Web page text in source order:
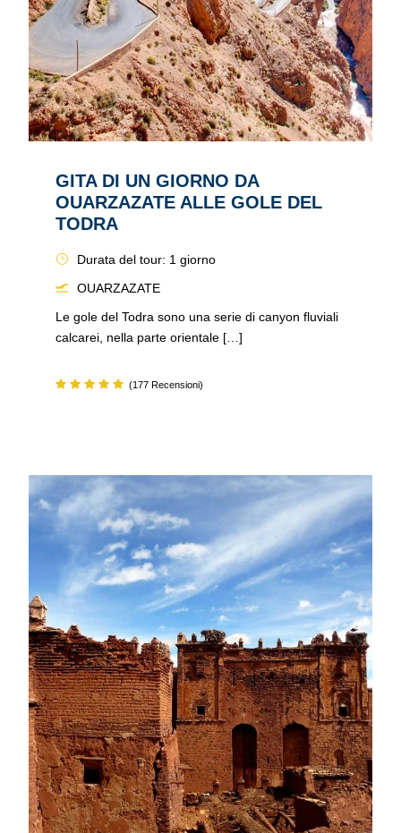
GITA DI UN GIORNO DA
OUARZAZATE ALLE GOLE DEL
TODRA
Durata del tour: 1 giorno
OUARZAZATE
Le gole del Todra sono una serie di canyon fluviali
calcarei, nella parte orientale […]
(177 Recensioni)